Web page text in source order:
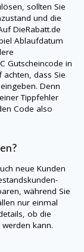
sollten Sie
und die
DieRabatt.de
Ablaufdatum
Gutscheincode in
dass Sie
Denn
Tippfehler
Code also
neue Kunden
während Sie
nur einmal
ob die
kann.